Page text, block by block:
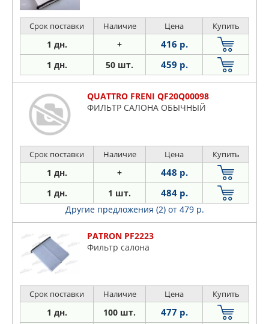
Срок поставки Наличие Цена Купить
1 дн. + 416 р.
1 дн. 50 шт. 459 р.
QUATTRO FRENI QF20Q00098
ФИЛЬТР САЛОНА ОБЫЧНЫЙ
Срок поставки Наличие Цена Купить
1 дн. + 448 р.
1 дн. 1 шт. 484 р.
Другие предложения (2) от 479 р.
PATRON PF2223
Фильтр салона
Срок поставки Наличие Цена Купить
1 дн. 100 шт. 477 р.